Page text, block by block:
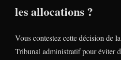
les allocations ?
Vous contestez cette décision de
Tribunal administratif pour éviter